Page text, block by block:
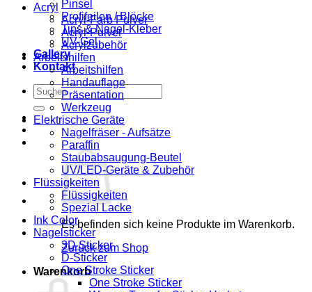
Pinsel
Profifeilen / Blöcke
Tips & Nagel-Kleber
UV-Gel
Gallery
Kontakt
Suchen
nach:
Es befinden sich keine Produkte im Warenkorb.
Zurück zum Shop
Warenkorb
Acryl
Acryl-Farb Pulver
Acryl-Pulver
Acrylzubehör
Arbeitshilfen
Arbeitshilfen
Handauflage
Präsentation
Werkzeug
Elektrische Geräte
Nagelfräser - Aufsätze
Paraffin
Staubabsaugung-Beutel
UV/LED-Geräte & Zubehör
Flüssigkeiten
Flüssigkeiten
Spezial Lacke
Ink Color
Nagelsticker
3D Sticker
D-Sticker
One Stroke Sticker
One Stroke Sticker